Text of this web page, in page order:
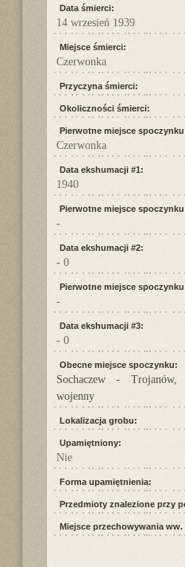
Data śmierci:
14 wrzesień 1939
Miejsce śmierci:
Czerwonka
Przyczyna śmierci:
Okoliczności śmierci:
Pierwotne miejsce spoczynku
Czerwonka
Data ekshumacji #1:
1940
Pierwotne miejsce spoczynku
-
Data ekshumacji #2:
- 0
Pierwotne miejsce spoczynku
-
Data ekshumacji #3:
- 0
Obecne miejsce spoczynku:
Sochaczew -
wojenny
Lokalizacja grobu:
Upamiętniony:
Nie
Forma upamiętnienia:
Przedmioty znalezione przy
Miejsce przechowywania